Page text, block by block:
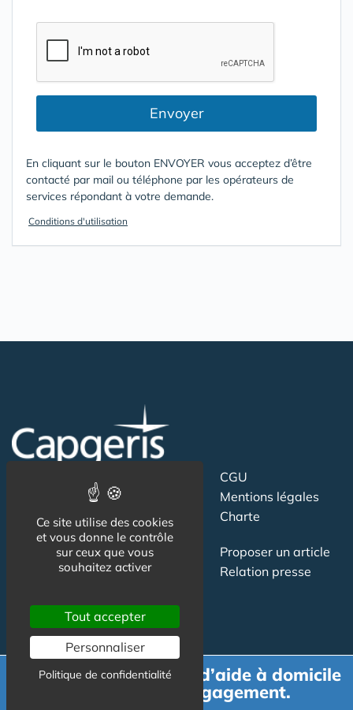
Envoyer
En cliquant sur le bouton ENVOYER vous acceptez d’être
contacté par mail ou téléphone par les opérateurs de
services répondant à votre demande.
Conditions d'utilisation
CGU
Mentions légales
Charte
Contact
Newsletter
Proposer un article
Relation presse
Demande de devis d’aide à domicile
gratuit et sans engagement.
Ce site utilise des cookies
et vous donne le contrôle
sur ceux que vous
souhaitez activer
Tout accepter
Personnaliser
Politique de confidentialité